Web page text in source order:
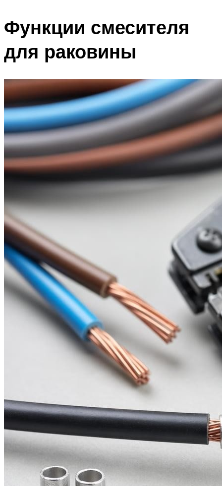
Функции смесителя
для раковины